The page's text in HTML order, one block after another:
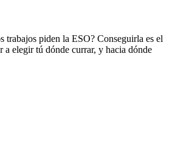
trabajos piden la ESO? Conseguirla es el
a elegir tú dónde currar, y hacia dónde